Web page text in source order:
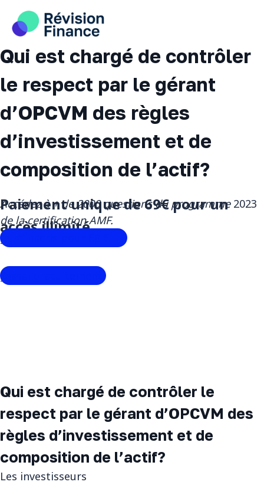
contenu
Qui est chargé de contrôler
le respect par le gérant
d’OPCVM des règles
d’investissement et de
composition de l’actif?
Paiement unique de 69€ pour un
accès illimité
Accédez à + de 2000 questions du programme2023
de la certification AMF.
Je m’inscris pour 69 € ‎ →
J’essai gratuitement.
Qui est chargé de contrôler le
respect par le gérant d’OPCVM des
règles d’investissement et de
composition de l’actif?
Les investisseurs